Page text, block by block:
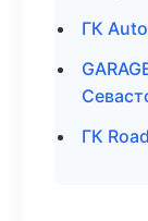
ГК
ГК